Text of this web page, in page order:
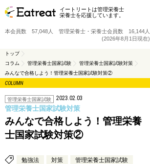
イートリートは管理栄養士
栄養士を応援しています。
本会員数 57,048人 管理栄養士・栄養士会員数 16,144人
(2026年8月1日現在)
トップ
コラム
管理栄養士国家試験
管理栄養士国家試験対策
みんなで合格しよう！管理栄養士国家試験対策②
COLUMN
管理栄養士国家試験 2023.02.03
管理栄養士国家試験対策
みんなで合格しよう！管理栄養
士国家試験対策②
勉強法 対策 管理栄養士国家試験